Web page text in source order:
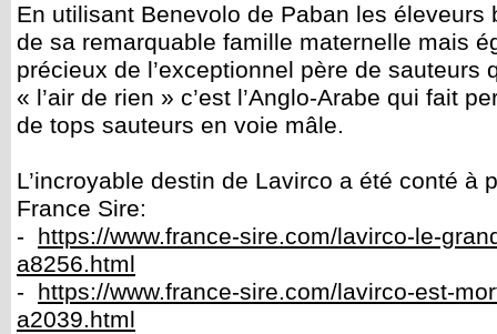
En utilisant Benevolo de Paban les éleveurs
de sa remarquable famille maternelle mais
précieux de l’exceptionnel père de sauteurs
« l’air de rien » c’est l’Anglo-Arabe qui fait
de tops sauteurs en voie mâle.
L’incroyable destin de Lavirco a été conté à
France Sire:
- https://www.france-sire.com/lavirco-le-
a8256.html
- https://www.france-sire.com/lavirco-est-
a2039.html